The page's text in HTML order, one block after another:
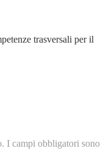
trasversali per il
I campi obbligatori sono